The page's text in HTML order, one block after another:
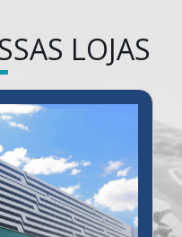
LOJAS